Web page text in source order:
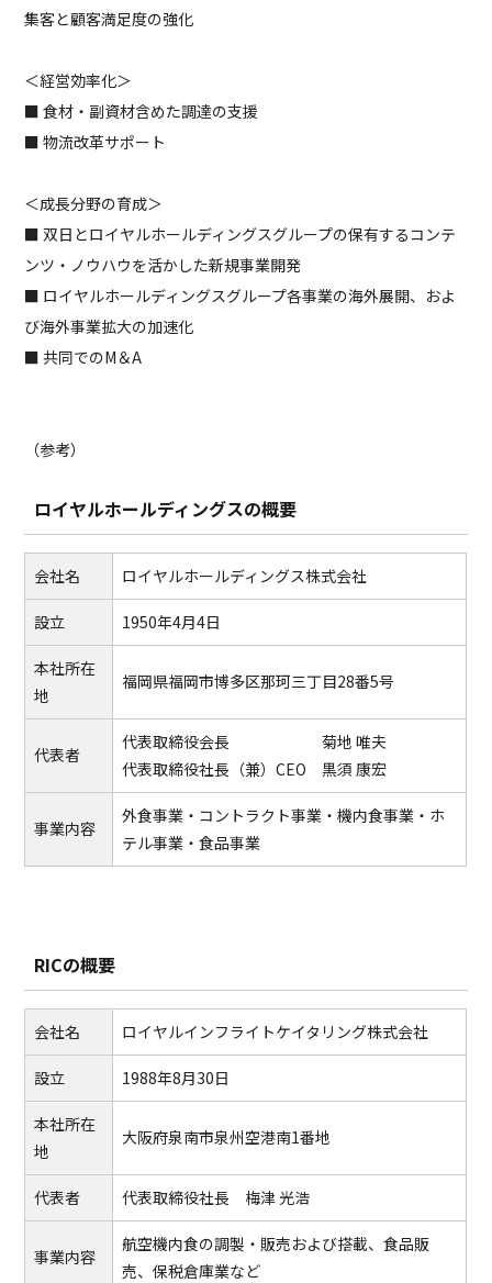
集客と顧客満足度の強化
＜経営効率化＞
■ 食材・副資材含めた調達の支援
■ 物流改革サポート
＜成長分野の育成＞
■ 双日とロイヤルホールディングスグループの保有するコンテ
ンツ・ノウハウを活かした新規事業開発
■ ロイヤルホールディングスグループ各事業の海外展開、およ
び海外事業拡大の加速化
■ 共同でのM＆A
（参考）
ロイヤルホールディングスの概要
会社名 ロイヤルホールディングス株式会社
設立 1950年4月4日
本社所在
地
福岡県福岡市博多区那珂三丁目28番5号
代表者
代表取締役会長 菊地 唯夫
代表取締役社長（兼）CEO 黒須 康宏
事業内容
外食事業・コントラクト事業・機内食事業・ホ
テル事業・食品事業
RICの概要
会社名 ロイヤルインフライトケイタリング株式会社
設立 1988年8月30日
本社所在
地
大阪府泉南市泉州空港南1番地
代表者 代表取締役社長 梅津 光浩
事業内容
航空機内食の調製・販売および搭載、食品販
売、保税倉庫業など